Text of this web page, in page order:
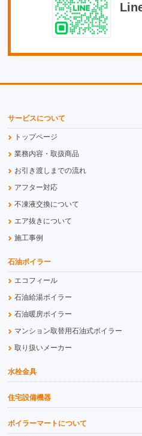
サービスについて
トップページ
業務内容・取扱商品
お引き渡しまでの流れ
アフター対応
不凍液交換について
エア抜きについて
施工事例
石油ボイラー
エコフィール
石油給湯ボイラー
石油暖房ボイラー
マンション取替用石油式ボイラー
取り扱いメーカー
水栓金具
住宅設備機器
ボイラーマートについて